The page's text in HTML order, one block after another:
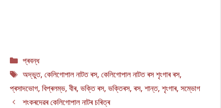
Categories
প্ৰবন্ধ
Tags
অদ্ভুত, কেলিগোপাল নাটত ৰস, কেলিগোপাল নাটত ৰস শৃংগাৰ ৰস,
প্ৰসাদভোগ, বিপ্ৰলম্ভ,বীৰ, ভক্তি ৰস, ভক্তিৰস,ৰস, শান্ত, শৃংগাৰ, সম্ভোগ
শংকৰদেৱৰ কেলিগোপাল নাটৰ চৰিত্ৰ